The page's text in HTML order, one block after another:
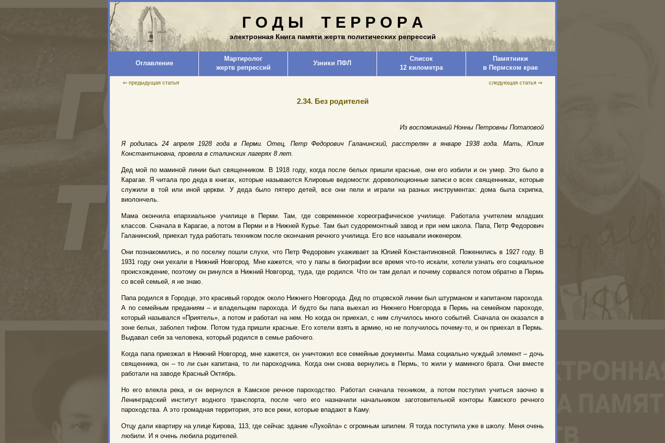
Г О Д Ы Т Е Р Р О Р А
электронная Книга памяти жертв политических репрессий
Оглавление
Мартиролог
жертв репрессий
Узники ПФЛ
Список
12 километра
Памятники
в Пермском крае
⇐ предыдущая статья следующая статья ⇒
2.34. Без родителей
Из воспоминаний Нонны Петровны Потаповой
Я родилась 24 апреля 1928 года в Перми. Отец, Петр Федорович Галанинский, расстрелян в январе 1938 года. Мать, Юлия
Константиновна, провела в сталинских лагерях 8 лет.
Дед мой по маминой линии был священником. В 1918 году, когда после белых пришли красные, они его избили и он умер. Это было в
Карагае. Я читала про деда в книгах, которые называются Клировые ведомости: дореволюционные записи о всех священниках, которые
служили в той или иной церкви. У деда было пятеро детей, все они пели и играли на разных инструментах: дома была скрипка,
виолончель.
Мама окончила епархиальное училище в Перми. Там, где современное хореографическое училище. Работала учителем младших
классов. Сначала в Карагае, а потом в Перми и в Нижней Курье. Там был судоремонтный завод и при нем школа. Папа, Петр Федорович
Галанинский, приехал туда работать техником после окончания речного училища. Его все называли инженером.
Они познакомились, и по поселку пошли слухи, что Петр Федорович ухаживает за Юлией Константиновной. Поженились в 1927 году. В
1931 году они уехали в Нижний Новгород. Мне кажется, что у папы в биографии все время что-то искали, хотели узнать его социальное
происхождение, поэтому он ринулся в Нижний Новгород, туда, где родился. Что он там делал и почему сорвался потом обратно в Пермь
со всей семьей, я не знаю.
Папа родился в Городце, это красивый городок около Нижнего Новгорода. Дед по отцовской линии был штурманом и капитаном парохода.
А по семейным преданиям – и владельцем парохода. И будто бы папа выехал из Нижнего Новгорода в Пермь на семейном пароходе,
который назывался «Приятель», а потом и работал на нем. Но когда он приехал, с ним случилось много событий. Сначала он оказался в
зоне белых, заболел тифом. Потом туда пришли красные. Его хотели взять в армию, но не получилось почему-то, и он приехал в Пермь.
Выдавал себя за человека, который родился в семье рабочего.
Когда папа приезжал в Нижний Новгород, мне кажется, он уничтожил все семейные документы. Мама социально чуждый элемент – дочь
священника, он – то ли сын капитана, то ли пароходчика. Когда они снова вернулись в Пермь, то жили у маминого брата. Они вместе
работали на заводе Красный Октябрь.
Но его влекла река, и он вернулся в Камское речное пароходство. Работал сначала техником, а потом поступил учиться заочно в
Ленинградский институт водного транспорта, после чего его назначили начальником заготовительной конторы Камского речного
пароходства. А это громадная территория, это все реки, которые впадают в Каму.
Отцу дали квартиру на улице Кирова, 113, где сейчас здание «Лукойла» с огромным шпилем. Я тогда поступила уже в школу. Меня очень
любили. И я очень любила родителей.